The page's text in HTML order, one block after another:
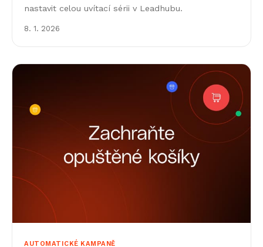
nastavit celou uvítací sérii v Leadhubu.
8. 1. 2026
AUTOMATICKÉ KAMPANĚ